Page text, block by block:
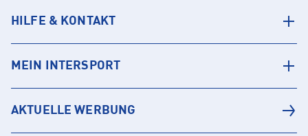
HILFE & KONTAKT
MEIN INTERSPORT
AKTUELLE WERBUNG